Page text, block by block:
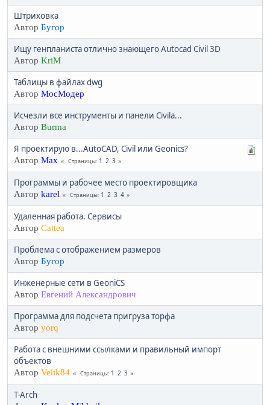
Штриховка
Автор Бугор
Ищу генпланиста отлично знающего Autocad Civil 3D
Автор KriM
Таблицы в файлах dwg
Автор МосМодер
Исчезли все инструменты и панели Civila...
Автор Burma
Я проектирую в...AutoCAD, Civil или Geonics?
Автор Max Страницы 1 2 3
Программы и рабочее место проектировщика
Автор karel Страницы 1 2 3 4
Удаленная работа. Сервисы
Автор Cattea
Проблема с отображением размеров
Автор Бугор
Инженерные сети в GeoniCS
Автор Евгений Александрович
Программа для подсчета пригруза торфа
Автор yorq
Работа с внешними ссылками и правильный импорт
объектов
Автор Velik84 Страницы 1 2 3
T-Arch